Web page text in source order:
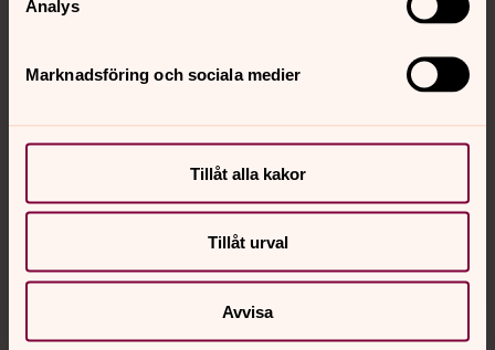
Analys
Marknadsföring och sociala medier
Tillåt alla kakor
Tillåt urval
Avvisa
Kontakt